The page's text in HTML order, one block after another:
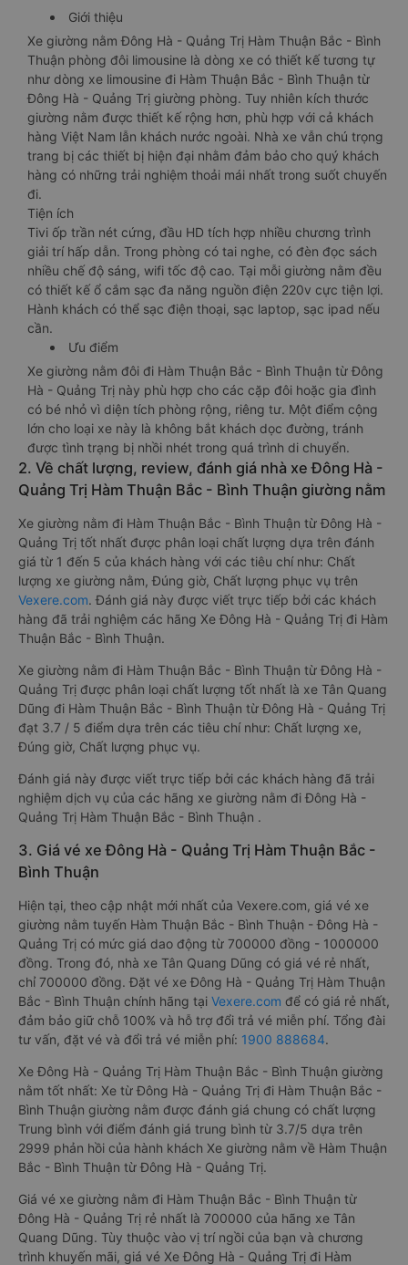
Giới thiệu
Xe giường nằm Đông Hà - Quảng Trị Hàm Thuận Bắc - Bình
Thuận phòng đôi limousine là dòng xe có thiết kế tương tự
như dòng xe limousine đi Hàm Thuận Bắc - Bình Thuận từ
Đông Hà - Quảng Trị giường phòng. Tuy nhiên kích thước
giường nằm được thiết kế rộng hơn, phù hợp với cả khách
hàng Việt Nam lẫn khách nước ngoài. Nhà xe vẫn chú trọng
trang bị các thiết bị hiện đại nhằm đảm bảo cho quý khách
hàng có những trải nghiệm thoải mái nhất trong suốt chuyến
đi.
Tiện ích
Tivi ốp trần nét cứng, đầu HD tích hợp nhiều chương trình
giải trí hấp dẫn. Trong phòng có tai nghe, có đèn đọc sách
nhiều chế độ sáng, wifi tốc độ cao. Tại mỗi giường nằm đều
có thiết kế ổ cắm sạc đa năng nguồn điện 220v cực tiện lợi.
Hành khách có thể sạc điện thoại, sạc laptop, sạc ipad nếu
cần.
Ưu điểm
Xe giường nằm đôi đi Hàm Thuận Bắc - Bình Thuận từ Đông
Hà - Quảng Trị này phù hợp cho các cặp đôi hoặc gia đình
có bé nhỏ vì diện tích phòng rộng, riêng tư. Một điểm cộng
lớn cho loại xe này là không bắt khách dọc đường, tránh
được tình trạng bị nhồi nhét trong quá trình di chuyển.
2. Về chất lượng, review, đánh giá nhà xe Đông Hà -
Quảng Trị Hàm Thuận Bắc - Bình Thuận giường nằm
Xe giường nằm đi Hàm Thuận Bắc - Bình Thuận từ Đông Hà -
Quảng Trị tốt nhất được phân loại chất lượng dựa trên đánh
giá từ 1 đến 5 của khách hàng với các tiêu chí như: Chất
lượng xe giường nằm, Đúng giờ, Chất lượng phục vụ trên
Vexere.com. Đánh giá này được viết trực tiếp bởi các khách
hàng đã trải nghiệm các hãng Xe Đông Hà - Quảng Trị đi Hàm
Thuận Bắc - Bình Thuận.
Xe giường nằm đi Hàm Thuận Bắc - Bình Thuận từ Đông Hà -
Quảng Trị được phân loại chất lượng tốt nhất là xe Tân Quang
Dũng đi Hàm Thuận Bắc - Bình Thuận từ Đông Hà - Quảng Trị
đạt 3.7 / 5 điểm dựa trên các tiêu chí như: Chất lượng xe,
Đúng giờ, Chất lượng phục vụ.
Đánh giá này được viết trực tiếp bởi các khách hàng đã trải
nghiệm dịch vụ của các hãng xe giường nằm đi Đông Hà -
Quảng Trị Hàm Thuận Bắc - Bình Thuận .
3. Giá vé xe Đông Hà - Quảng Trị Hàm Thuận Bắc -
Bình Thuận
Hiện tại, theo cập nhật mới nhất của Vexere.com, giá vé xe
giường nằm tuyến Hàm Thuận Bắc - Bình Thuận - Đông Hà -
Quảng Trị có mức giá dao động từ 700000 đồng - 1000000
đồng. Trong đó, nhà xe Tân Quang Dũng có giá vé rẻ nhất,
chỉ 700000 đồng. Đặt vé xe Đông Hà - Quảng Trị Hàm Thuận
Bắc - Bình Thuận chính hãng tại Vexere.com để có giá rẻ nhất,
đảm bảo giữ chỗ 100% và hỗ trợ đổi trả vé miễn phí. Tổng đài
tư vấn, đặt vé và đổi trả vé miễn phí: 1900 888684.
Xe Đông Hà - Quảng Trị Hàm Thuận Bắc - Bình Thuận giường
nằm tốt nhất: Xe từ Đông Hà - Quảng Trị đi Hàm Thuận Bắc -
Bình Thuận giường nằm được đánh giá chung có chất lượng
Trung bình với điểm đánh giá trung bình từ 3.7/5 dựa trên
2999 phản hồi của hành khách Xe giường nằm về Hàm Thuận
Bắc - Bình Thuận từ Đông Hà - Quảng Trị.
Giá vé xe giường nằm đi Hàm Thuận Bắc - Bình Thuận từ
Đông Hà - Quảng Trị rẻ nhất là 700000 của hãng xe Tân
Quang Dũng. Tùy thuộc vào vị trí ngồi của bạn và chương
trình khuyến mãi, giá vé Xe Đông Hà - Quảng Trị đi Hàm